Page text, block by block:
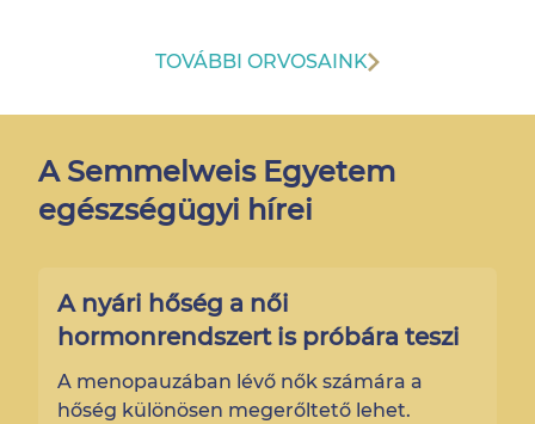
TOVÁBBI ORVOSAINK
A Semmelweis Egyetem
egészségügyi hírei
A nyári hőség a női
hormonrendszert is próbára teszi
A menopauzában lévő nők számára a
hőség különösen megerőltető lehet.